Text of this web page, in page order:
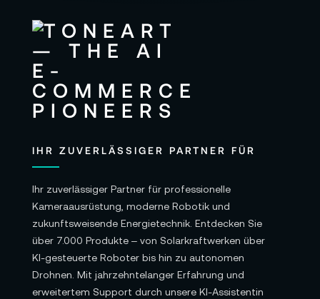
Gewicht: ca. 28,8 kg
Lieferumfang:
1x BLUETTI AC200PL Erweiterbare
Powerstation 2400 W 2304 Wh
1x Solarladekabel
1x Autoladekabel
1x Set Erdungsschrauben
1x Produktdokumentation
IHR ZUVERLÄSSIGER PARTNER FÜR
Ihr zuverlässiger Partner für professionelle
Kameraausrüstung, moderne Robotik und
zukunftsweisende Energietechnik. Entdecken Sie
über 7.000 Produkte – von Solarkraftwerken über
KI-gesteuerte Roboter bis hin zu autonomen
Drohnen. Mit jahrzehntelanger Erfahrung und
erweitertem Support durch unsere KI-Assistentin